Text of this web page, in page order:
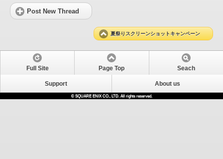
Post New Thread
夏祭りスクリーンショットキャンペーン
Full Site Page Top Seach
Support About us
© SQUARE ENIX CO., LTD. All rights reserved.